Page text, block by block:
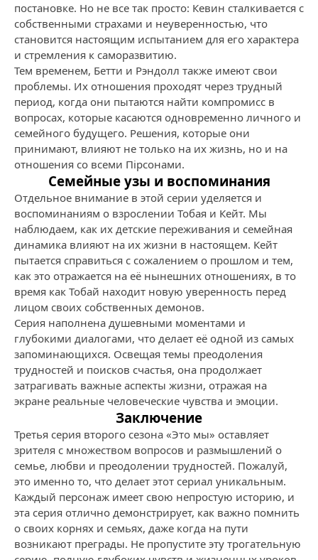
постановке. Но не все так просто: Кевин сталкивается с
собственными страхами и неуверенностью, что
становится настоящим испытанием для его характера
и стремления к саморазвитию.
Тем временем, Бетти и Рэндолл также имеют свои
проблемы. Их отношения проходят через трудный
период, когда они пытаются найти компромисс в
вопросах, которые касаются одновременно личного и
семейного будущего. Решения, которые они
принимают, влияют не только на их жизнь, но и на
отношения со всеми Пірсонами.
Семейные узы и воспоминания
Отдельное внимание в этой серии уделяется и
воспоминаниям о взрослении Тобая и Кейт. Мы
наблюдаем, как их детские переживания и семейная
динамика влияют на их жизни в настоящем. Кейт
пытается справиться с сожалением о прошлом и тем,
как это отражается на её нынешних отношениях, в то
время как Тобай находит новую уверенность перед
лицом своих собственных демонов.
Серия наполнена душевными моментами и
глубокими диалогами, что делает её одной из самых
запоминающихся. Освещая темы преодоления
трудностей и поисков счастья, она продолжает
затрагивать важные аспекты жизни, отражая на
экране реальные человеческие чувства и эмоции.
Заключение
Третья серия второго сезона «Это мы» оставляет
зрителя с множеством вопросов и размышлений о
семье, любви и преодолении трудностей. Пожалуй,
это именно то, что делает этот сериал уникальным.
Каждый персонаж имеет свою непростую историю, и
эта серия отлично демонстрирует, как важно помнить
о своих корнях и семьях, даже когда на пути
возникают преграды. Не пропустите эту трогательную